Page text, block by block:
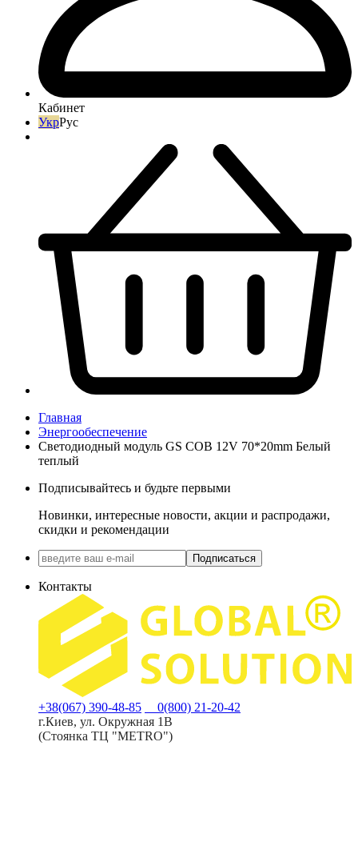
Кабинет
УкрРус
Главная
Энергообеспечение
Светодиодный модуль GS COB 12V 70*20mm Белый
теплый
Подписывайтесь и будьте первыми
Новинки, интересные новости, акции и распродажи,
скидки и рекомендации
Подписаться
Контакты
+38(067) 390-48-85
0(800) 21-20-42
г.Киев, ул. Окружная 1В
(Стоянка ТЦ "METRO")